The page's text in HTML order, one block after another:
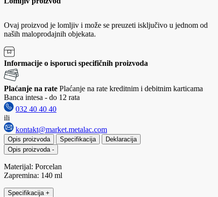
Ovaj proizvod je lomljiv i može se preuzeti isključivo u jednom od
naših maloprodajnih objekata.
Informacije o isporuci specifičnih proizvoda
Plaćanje na rate Plaćanje na rate kreditnim i debitnim karticama
Banca intesa - do 12 rata
032 40 40 40
ili
kontakt@market.metalac.com
Opis proizvoda Specifikacija
Deklaracija
Opis proizvoda -
Materijal: Porcelan
Zapremina: 140 ml
Specifikacija +